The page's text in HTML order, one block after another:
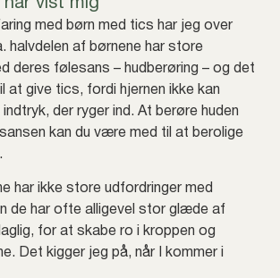
har vist mig
med børn med tics har jeg over
halvdelen af børnene har store
deres følesans – hudberøring – og det
at give tics, fordi hjernen ikke kan
der ryger ind. At berøre huden
kan du være med til at berolige
har ikke store udfordringer med
de har ofte alligevel stor glæde af
for at skabe ro i kroppen og
Det kigger jeg på, når I kommer i